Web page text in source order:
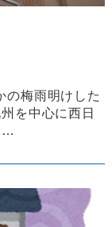
の梅雨明けした
を中心に西日
…